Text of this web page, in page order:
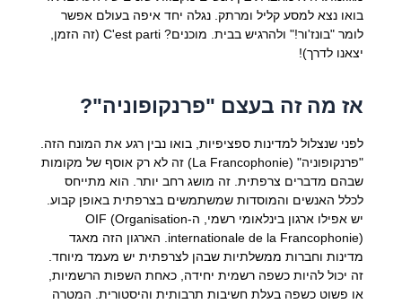
בואו נצא למסע קליל ומרתק. נגלה יחד איפה בעולם אפשר
לומר "בונז'ור!" ולהרגיש בבית. מוכנים? C'est parti (זה הזמן,
יצאנו לדרך)!
אז מה זה בעצם "פרנקופוניה"?
לפני שנצלול למדינות ספציפיות, בואו נבין רגע את המונח הזה.
"פרנקופוניה" (La Francophonie) זה לא רק אוסף של מקומות
שבהם מדברים צרפתית. זה מושג רחב יותר. הוא מתייחס
לכלל האנשים והמוסדות שמשתמשים בצרפתית באופן קבוע.
יש אפילו ארגון בינלאומי רשמי, ה-OIF (Organisation
internationale de la Francophonie). הארגון הזה מאגד
מדינות וחברות ממשלתיות שבהן לצרפתית יש מעמד מיוחד.
זה יכול להיות כשפה רשמית יחידה, כאחת השפות הרשמיות,
או פשוט כשפה בעלת חשיבות תרבותית והיסטורית. המטרה